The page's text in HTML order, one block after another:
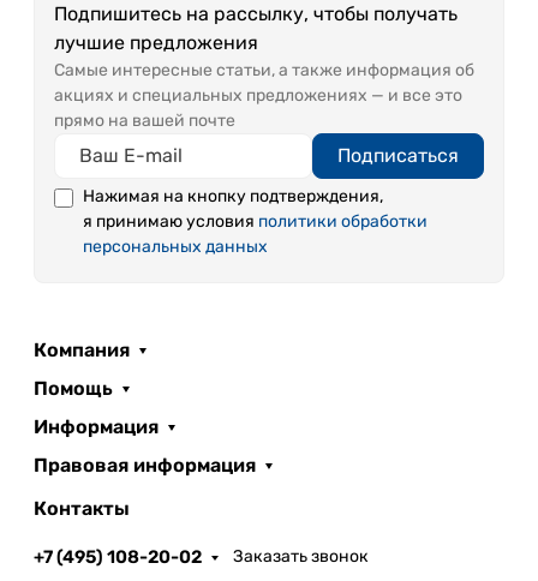
Подпишитесь на рассылку, чтобы получать
лучшие предложения
Самые интересные статьи, а также информация об
акциях и специальных предложениях — и все это
прямо на вашей почте
Подписаться
Нажимая на кнопку подтверждения,
я принимаю условия политики обработки
персональных данных
Компания
Помощь
Информация
Правовая информация
Контакты
+7 (495) 108-20-02 Заказать звонок